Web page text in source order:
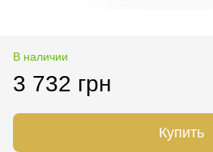
В наличии
3 732 грн
Купить